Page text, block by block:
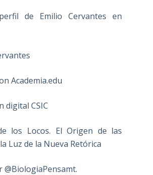
Academia.edu
digital CSIC
los Locos. El Origen de las
Luz de la Nueva Retórica
@BiologiaPensamt.